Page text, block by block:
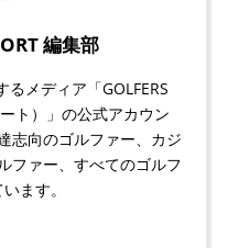
編集部
メディア「GOLFERS
ト）」の公式アカウン
志向のゴルファー、カジ
ファー、すべてのゴルフ
ます。